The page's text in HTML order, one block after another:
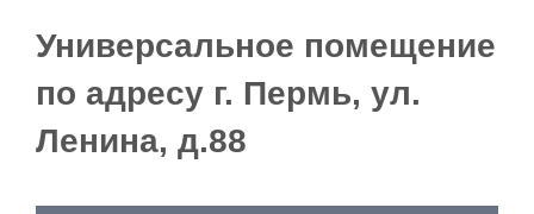
Универсальное помещение
по адресу г. Пермь, ул.
Ленина, д.88